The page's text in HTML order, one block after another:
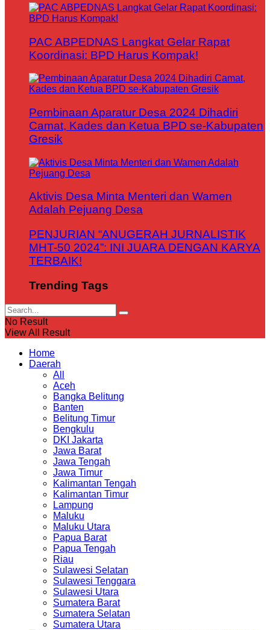
PAC ABPEDNAS Langkat Gelar Rapat
Koordinasi: BPD Harus Kompak!
Pembinaan Aparatur Desa 2024 Dihadiri
Camat, Kades dan Ketua BPD se-Kabupaten
Gresik
Aktivis Desa Minta Menteri dan Wamen
Adalah Pejuang Desa
PENJURIAN “ANUGERAH JURNALISTIK
MHT-50 2024”: INI JUARA DENGAN KARYA
TERBAIK!
Trending Tags
No Result
View All Result
Home
Daerah
All
Aceh
Bangka Belitung
Banten
Belitung Timur
Bengkulu
DKI Jakarta
Jawa Barat
Jawa Tengah
Jawa Timur
Kalimantan Tengah
Kalimantan Timur
Lampung
Maluku
Maluku Utara
Papua Barat
Papua Tengah
Riau
Sulawesi Selatan
Sulawesi Tenggara
Sulawesi Utara
Sumatera Barat
Sumatera Selatan
Sumatera Utara